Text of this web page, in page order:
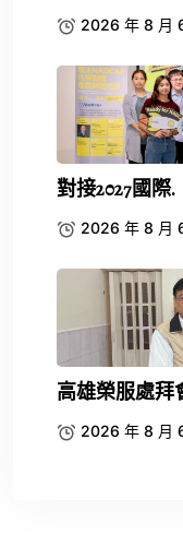
2026 年 8 月
對接2027國際.
2026 年 8 月
高雄榮服處拜
2026 年 8 月